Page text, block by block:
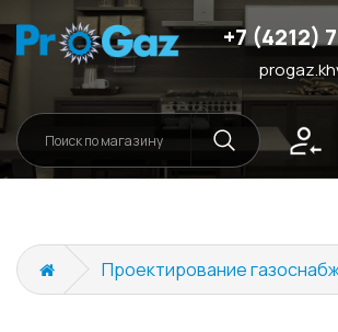
+7 (4212)
О нас
Магазин
Проектирование